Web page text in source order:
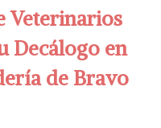
Veterinarios
Decálogo en
de Bravo